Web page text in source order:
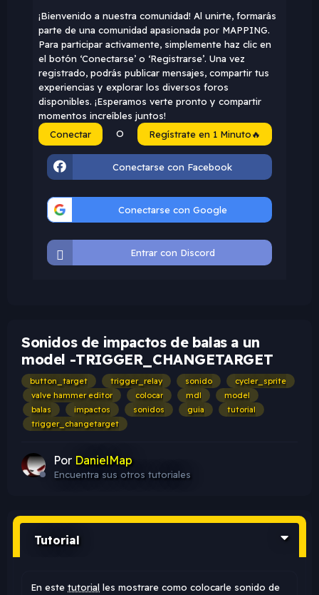
¡Bienvenido a nuestra comunidad! Al unirte, formarás
parte de una comunidad apasionada por MAPPING.
Para participar activamente, simplemente haz clic en
el botón ‘Conectarse’ o ‘Registrarse’. Una vez
registrado, podrás publicar mensajes, compartir tus
experiencias y explorar los diversos foros
disponibles. ¡Esperamos verte pronto y compartir
momentos increíbles juntos!
Conectar
O Regístrate en 1 Minuto🔥
Conectarse con Facebook
Conectarse con Google
Entrar con Discord
Sonidos de impactos de balas a un
model -TRIGGER_CHANGETARGET
button_target trigger_relay sonido
cycler_sprite
valve hammer editor
colocar mdl
model
balas
impactos sonidos guia
tutorial
trigger_changetarget
Por DanielMap
Encuentra sus otros tutoriales
Tutorial
En este tutorial les mostrare como colocarle sonido de